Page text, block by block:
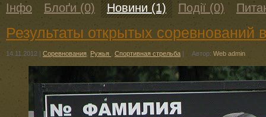
Інфо Блоґи (0) Новини (1) Події (0)
Результаты открытых соревнований
14.11.2012 | Соревнования Ружья Спортивная стрельба | Автор: Web admin